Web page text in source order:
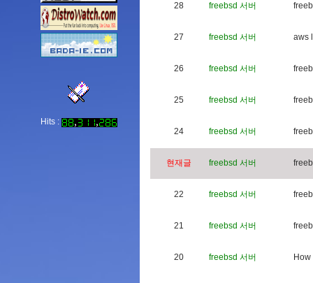
Hits :
28 freebsd 서버 freeb
27 freebsd 서버 aws
26 freebsd 서버 freeb
25 freebsd 서버 freeb
24 freebsd 서버 freeb
현재글 freebsd 서버 freeb
22 freebsd 서버 freeb
21 freebsd 서버 freeb
20 freebsd 서버 How